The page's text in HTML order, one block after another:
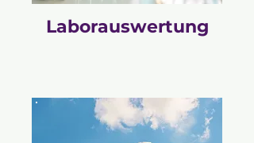
Laborauswertung